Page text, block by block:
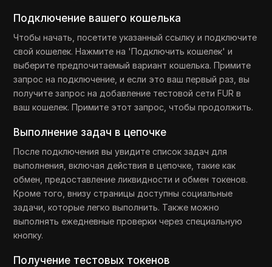
Подключение вашего кошелька
Чтобы начать, посетите указанный ссылку и подключите
свой кошелек. Нажмите на 'Подключить кошелек' и
выберите предпочитаемый вариант кошелька. Примите
запрос на подключение, и если это ваш первый раз, вы
получите запрос на добавление тестовой сети FUR в
ваш кошелек. Примите этот запрос, чтобы продолжить.
Выполнение задач в цепочке
После подключения вы увидите список задач для
выполнения, включая действия в цепочке, такие как
обмен, предоставление ликвидности и обмен токенов.
Кроме того, внизу страницы доступны социальные
задачи, которые легко выполнить. Также можно
выполнять ежедневные проверки через специальную
кнопку.
Получение тестовых токенов